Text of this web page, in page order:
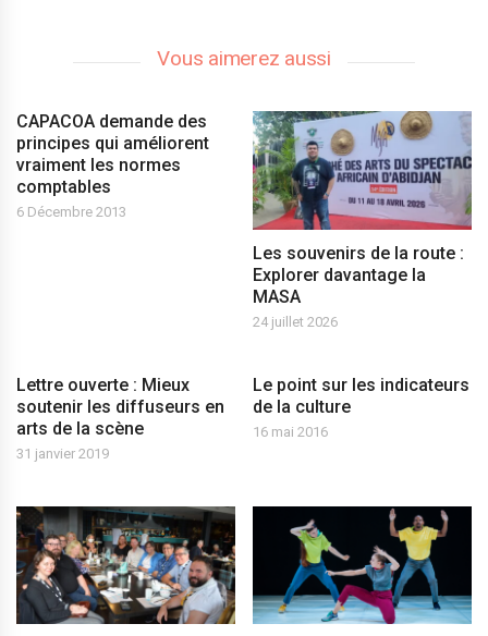
Vous aimerez aussi
CAPACOA demande des
principes qui améliorent
vraiment les normes
comptables
6 Décembre 2013
Les souvenirs de la route :
Explorer davantage la
MASA
24 juillet 2026
Lettre ouverte : Mieux
soutenir les diffuseurs en
arts de la scène
31 janvier 2019
Le point sur les indicateurs
de la culture
16 mai 2016